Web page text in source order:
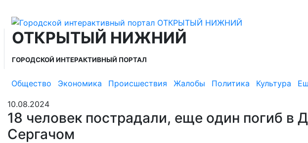
ОТКРЫТЫЙ НИЖНИЙ
ГОРОДСКОЙ ИНТЕРАКТИВНЫЙ ПОРТАЛ
Общество Экономика Происшествия Жалобы Политика Культура
10.08.2024
18 человек пострадали, еще один погиб в
Сергачом